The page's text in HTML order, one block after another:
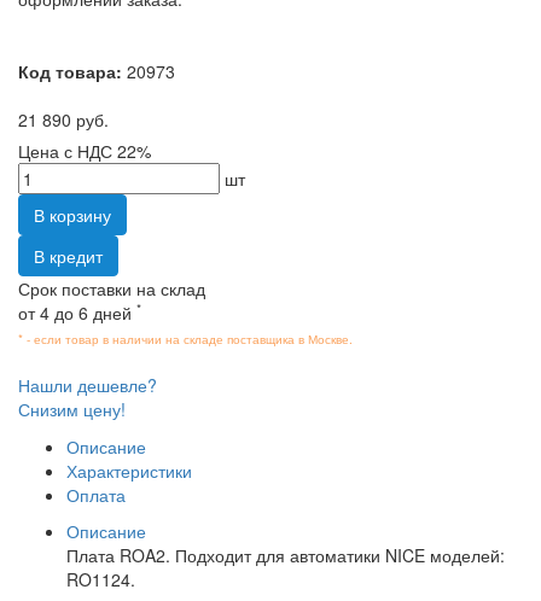
Код товара: 20973
21 890 руб.
Цена с НДС 22%
шт
В корзину
В кредит
Срок поставки на склад
от 4 до 6 дней *
* - если товар в наличии на складе поставщика в Москве.
Нашли дешевле?
Снизим цену!
Описание
Характеристики
Оплата
Описание
Плата ROA2. Подходит для автоматики NICE моделей:
RO1124.